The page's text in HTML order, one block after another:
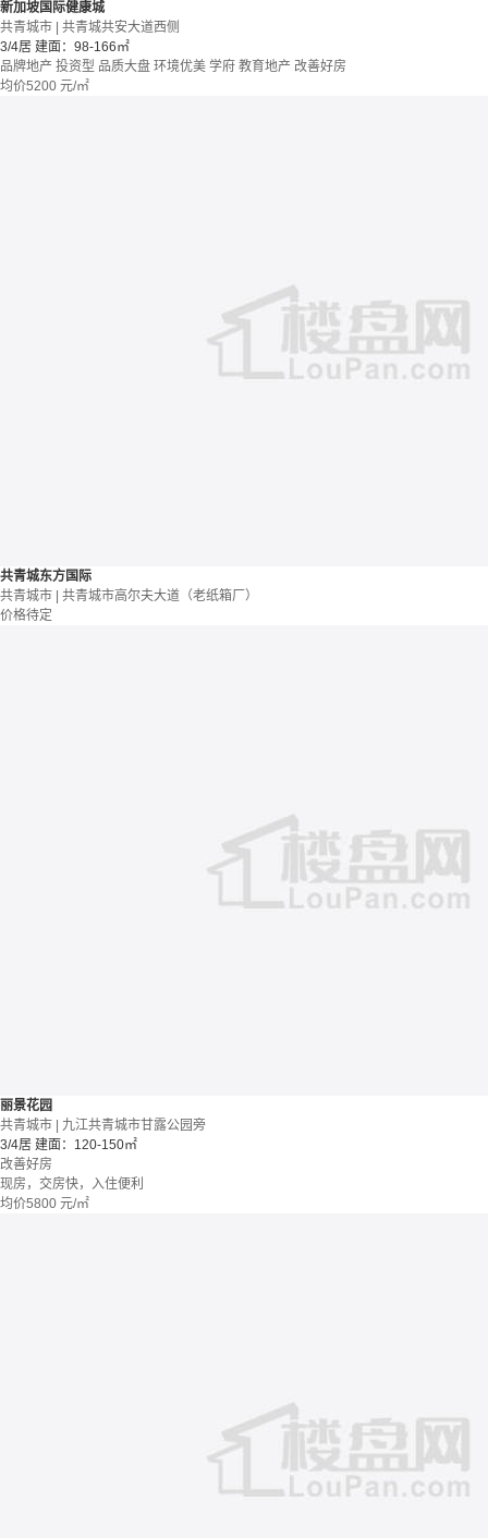
新加坡国际健康城
共青城市 | 共青城共安大道西侧
3/4居 建面：98-166㎡
品牌地产 投资型 品质大盘 环境优美 学府 教育地产 改善好房
均价5200 元/㎡
共青城东方国际
共青城市 | 共青城市高尔夫大道（老纸箱厂）
价格待定
丽景花园
共青城市 | 九江共青城市甘露公园旁
3/4居 建面：120-150㎡
改善好房
现房，交房快，入住便利
均价5800 元/㎡